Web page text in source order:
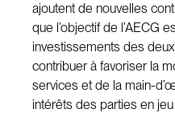
ajoutent de nouvelles
que l’objectif de l’AECG
investissements des
contribuer à favoriser la
services et de la main-
intérêts des parties en